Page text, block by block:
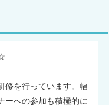
修を行っています。幅
ーへの参加も積極的に